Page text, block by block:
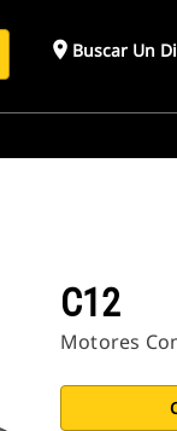
place Buscar Un
C12
Motores